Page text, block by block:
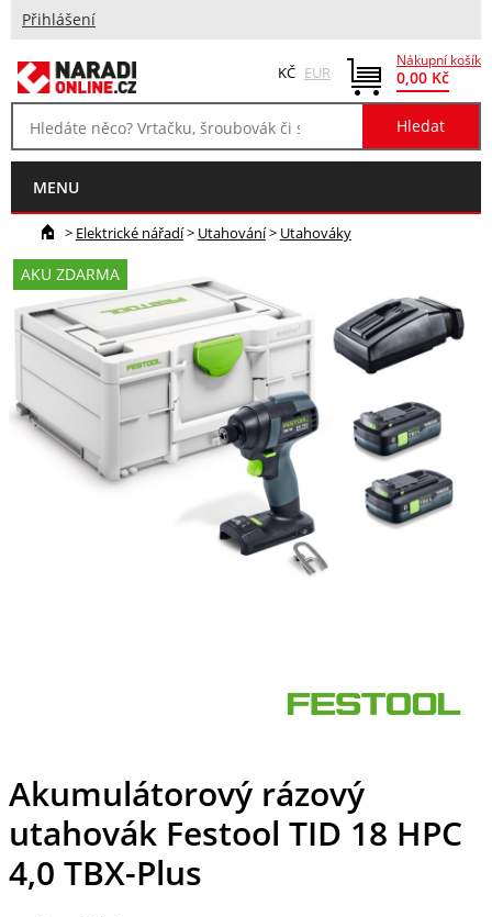
Přihlášení
Nákupní košík
0,00 Kč
KČ EUR
MENU
> Elektrické nářadí> Utahování> Utahováky
AKU ZDARMA
Akumulátorový rázový
utahovák Festool TID 18 HPC
4,0 TBX-Plus